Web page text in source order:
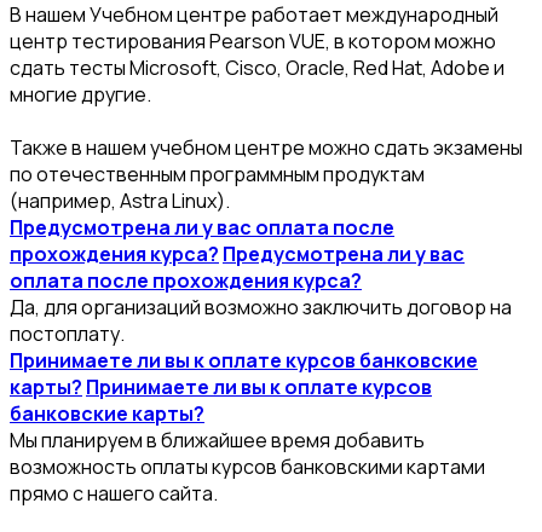
В нашем Учебном центре работает международный
центр тестирования Pearson VUE, в котором можно
сдать тесты Microsoft, Cisco, Oracle, Red Hat, Adobe и
многие другие.
Также в нашем учебном центре можно сдать экзамены
по отечественным программным продуктам
(например, Astra Linux).
Предусмотрена ли у вас оплата после
прохождения курса? Предусмотрена ли у вас
оплата после прохождения курса?
Да, для организаций возможно заключить договор на
постоплату.
Принимаете ли вы к оплате курсов банковские
карты? Принимаете ли вы к оплате курсов
банковские карты?
Мы планируем в ближайшее время добавить
возможность оплаты курсов банковскими картами
прямо с нашего сайта.